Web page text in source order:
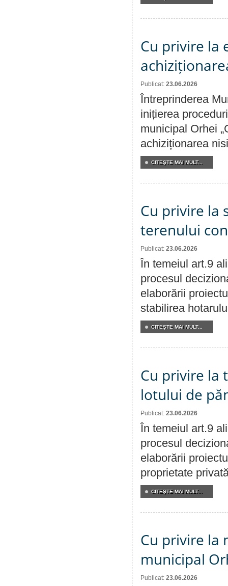
Cu privire la
Publicat: 23.06.2026
Întreprinderea
inițierea
municipal Orhei
achiziționarea
CITEŞTE MAI MULT...
Cu privire la
terenului
Publicat: 23.06.2026
În temeiul art.9
procesul
elaborării
stabilirea
CITEŞTE MAI MULT...
Cu privire la
lotului de
Publicat: 23.06.2026
În temeiul art.9
procesul
elaborării
proprietate
CITEŞTE MAI MULT...
Cu privire la
municipal
Publicat: 23.06.2026